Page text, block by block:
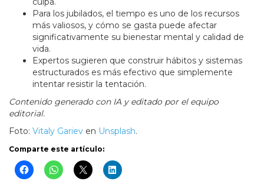
Para los jubilados, el tiempo es uno de los recursos
más valiosos, y cómo se gasta puede afectar
significativamente su bienestar mental y calidad de
vida.
Expertos sugieren que construir hábitos y sistemas
estructurados es más efectivo que simplemente
intentar resistir la tentación.
Contenido generado con IA y editado por el equipo
editorial.
Foto: Vitaly Gariev en Unsplash.
Comparte este artículo: